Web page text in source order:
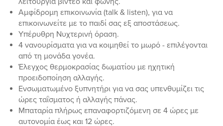
Αμφίδρομη επικοινωνία (talk & listen), για να
επικοινωνείτε με το παιδί σας εξ αποστάσεως.
Υπέρυθρη Νυχτερινή όραση.
4 νανουρίσματα για να κοιμηθεί το μωρό - επιλέγονται
από τη μονάδα γονέα.
Έλεγχος θερμοκρασίας δωματίου με ηχητική
προειδοποίηση αλλαγής.
Ενσωματωμένο ξυπνητήρι για να σας υπενθυμίζει τις
ώρες ταΐσματος ή αλλαγής πάνας.
Μπαταρία πλήρως επαναφορτιζόμενη σε 4 ώρες με
αυτονομία έως και 12 ώρες.